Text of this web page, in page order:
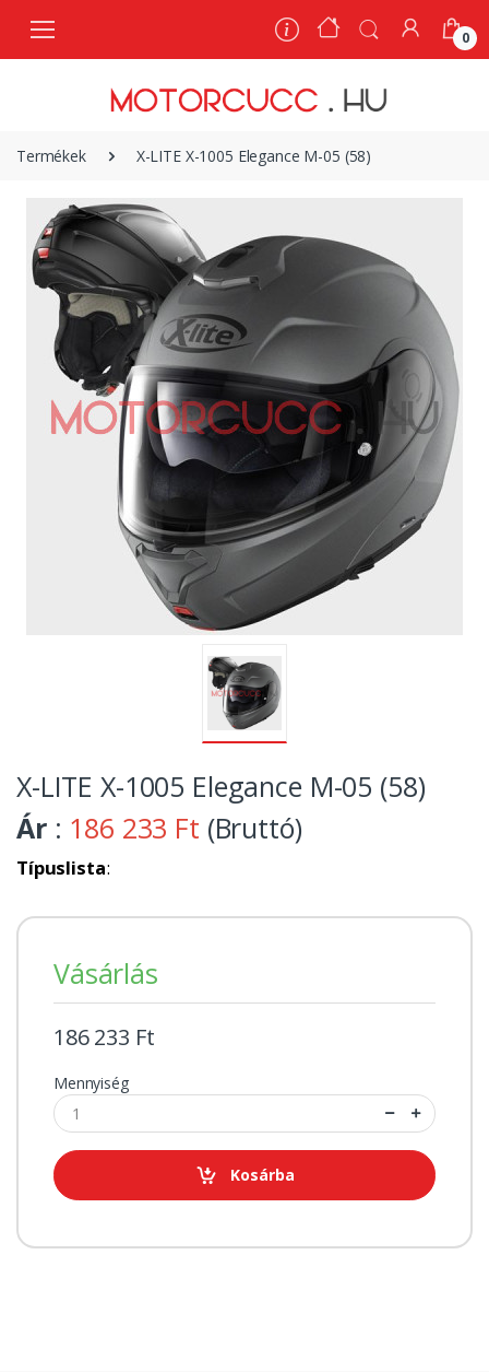
0
Termékek X-LITE X-1005 Elegance M-05 (58)
X-LITE X-1005 Elegance M-05 (58)
Ár : 186 233 Ft (Bruttó)
Típuslista:
Vásárlás
186 233 Ft
Mennyiség
Kosárba
0